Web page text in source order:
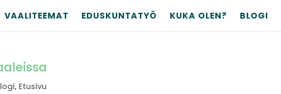
VAALITEEMAT EDUSKUNTATYÖ KUKA OLEN? BLOGI
, Etusivu